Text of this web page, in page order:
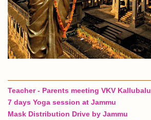
Teacher - Parents meeting VKV Kallubalu
7 days Yoga session at Jammu
Mask Distribution Drive by Jammu